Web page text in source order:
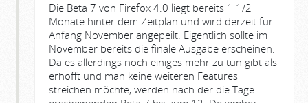
Die Beta 7 von Firefox 4.0 liegt bereits 1 1/2
Monate hinter dem Zeitplan und wird derzeit für
Anfang November angepeilt. Eigentlich sollte im
November bereits die finale Ausgabe erscheinen.
Da es allerdings noch einiges mehr zu tun gibt als
erhofft und man keine weiteren Features
streichen möchte, werden nach der die Tage